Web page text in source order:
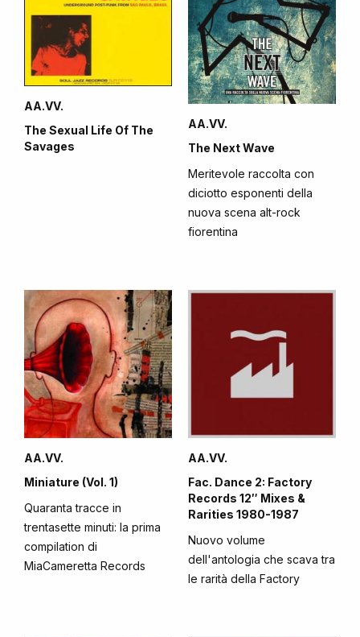
AA.VV.
The Sexual Life Of The
Savages
AA.VV.
The Next Wave
Meritevole raccolta con
diciotto esponenti della
nuova scena alt-rock
fiorentina
AA.VV.
Miniature (Vol. 1)
Quaranta tracce in
trentasette minuti: la prima
compilation di
MiaCameretta Records
AA.VV.
Fac. Dance 2: Factory
Records 12″ Mixes &
Rarities 1980-1987
Nuovo volume
dell'antologia che scava tra
le rarità della Factory